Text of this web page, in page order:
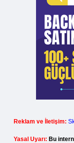
Reklam ve İletişim:
Yasal Uyarı: Bu